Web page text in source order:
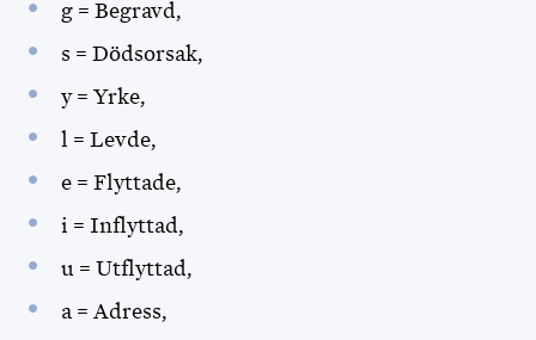
g = Begravd,
s = Dödsorsak,
y = Yrke,
l = Levde,
e = Flyttade,
i = Inflyttad,
u = Utflyttad,
a = Adress,